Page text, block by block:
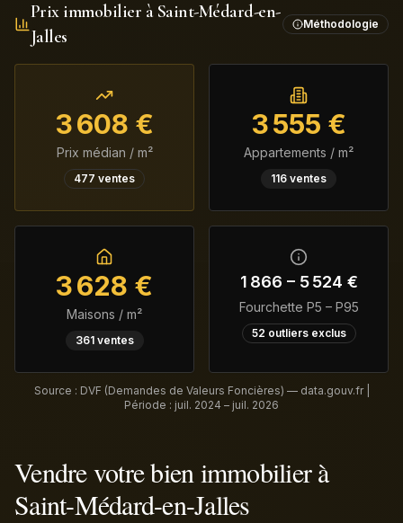
Prix immobilier à Saint-Médard-en-
Jalles
Méthodologie
3 608 €
Prix médian / m²
477 ventes
3 555 €
Appartements / m²
116 ventes
3 628 €
Maisons / m²
361ventes
1 866 – 5 524 €
Fourchette P5 – P95
52 outliers exclus
Source : DVF (Demandes de Valeurs Foncières) — data.gouv.fr |
Période : juil. 2024 – juil. 2026
Vendre votre bien immobilier à
Saint-Médard-en-Jalles